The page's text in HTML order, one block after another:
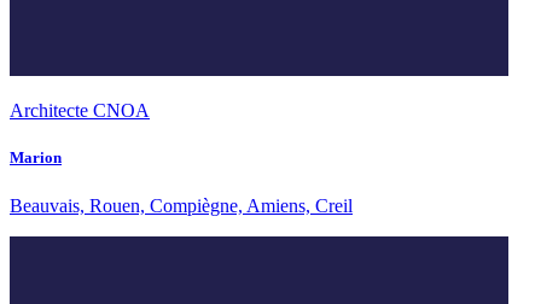
Architecte CNOA
Marion
Beauvais, Rouen, Compiègne, Amiens, Creil